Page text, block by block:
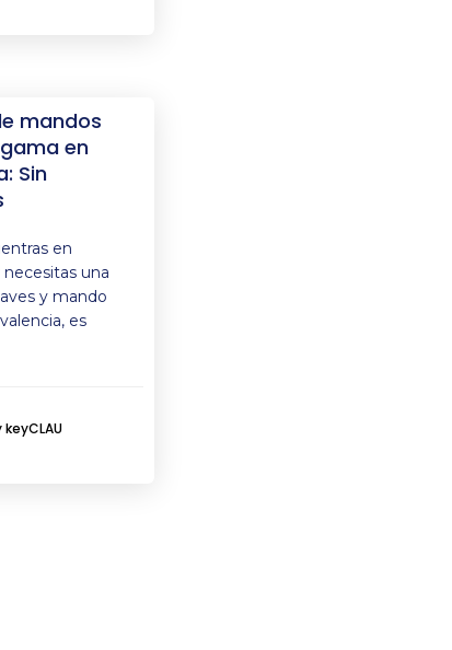
mandos
en
Sin
en
necesitas una
y mando
es
keyCLAU